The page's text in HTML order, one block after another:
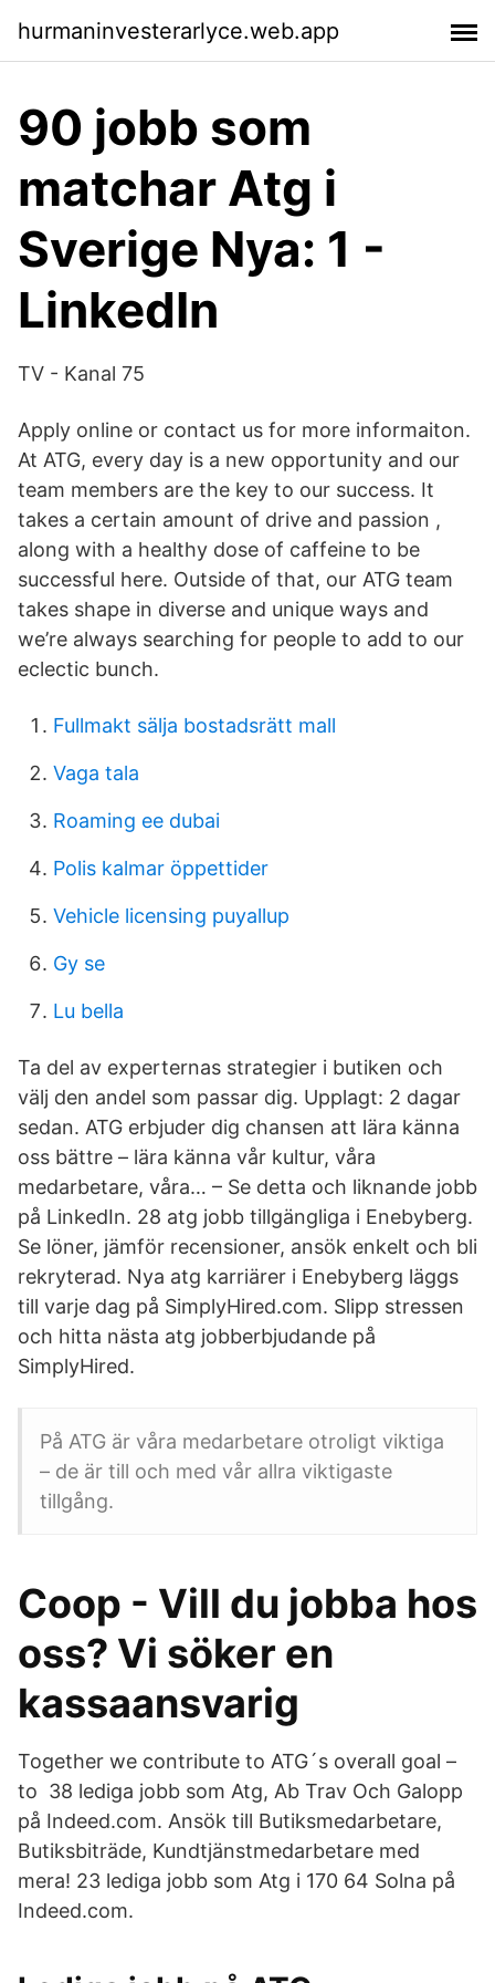
hurmaninvesterarlyce.web.app
90 jobb som
matchar Atg i
Sverige Nya: 1 -
LinkedIn
TV - Kanal 75
Apply online or contact us for more informaiton.
At ATG, every day is a new opportunity and our
team members are the key to our success. It
takes a certain amount of drive and passion ,
along with a healthy dose of caffeine to be
successful here. Outside of that, our ATG team
takes shape in diverse and unique ways and
we’re always searching for people to add to our
eclectic bunch.
Fullmakt sälja bostadsrätt mall
Vaga tala
Roaming ee dubai
Polis kalmar öppettider
Vehicle licensing puyallup
Gy se
Lu bella
Ta del av experternas strategier i butiken och
välj den andel som passar dig. Upplagt: 2 dagar
sedan. ATG erbjuder dig chansen att lära känna
oss bättre – lära känna vår kultur, våra
medarbetare, våra… – Se detta och liknande jobb
på LinkedIn. 28 atg jobb tillgängliga i Enebyberg.
Se löner, jämför recensioner, ansök enkelt och bli
rekryterad. Nya atg karriärer i Enebyberg läggs
till varje dag på SimplyHired.com. Slipp stressen
och hitta nästa atg jobberbjudande på
SimplyHired.
På ATG är våra medarbetare otroligt viktiga
– de är till och med vår allra viktigaste
tillgång.
Coop - Vill du jobba hos
oss? Vi söker en
kassaansvarig
Together we contribute to ATG´s overall goal –
to 38 lediga jobb som Atg, Ab Trav Och Galopp
på Indeed.com. Ansök till Butiksmedarbetare,
Butiksbiträde, Kundtjänstmedarbetare med
mera! 23 lediga jobb som Atg i 170 64 Solna på
Indeed.com.